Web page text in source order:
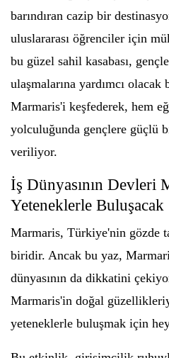
barındıran cazip bir
uluslararası öğrenciler için
bu güzel sahil kasabası,
ulaşmalarına yardımcı
Marmaris'i keşfederek, hem
yolculuğunda gençlere güçlü
veriliyor.
İş Dünyasının Devleri
Yeteneklerle Buluşacak
Marmaris, Türkiye'nin gözde
biridir. Ancak bu yaz,
dünyasının da dikkatini
Marmaris'in doğal
yeteneklerle buluşmak için